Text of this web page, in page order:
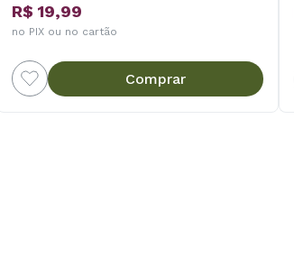
R$ 19,99
no PIX ou no cartão
Comprar